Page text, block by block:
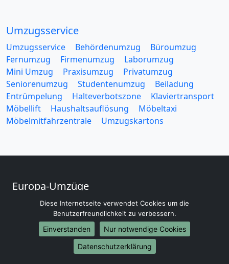
Umzugsservice
Umzugsservice Behördenumzug
Büroumzug
Fernumzug
Firmenumzug
Laborumzug
Mini Umzug
Praxisumzug
Privatumzug
Seniorenumzug
Studentenumzug
Beiladung
Entrümpelung
Halteverbotszone
Klaviertransport
Möbellift
Haushaltsauflösung
Möbeltaxi
Möbelmitfahrzentrale
Umzugskartons
Europa-Umzüge
Umzug von Villingen Schwenningen nach Belarus
Umzug von Villingen Schwenningen nach Belgien
Umzug von Villingen Schwenningen nach Bulgarien
Umzug von Villingen Schwenningen nach Dänemark
Umzug von Villingen Schwenningen nach England
Diese Internetseite verwendet Cookies um die
Benutzerfreundlichkeit zu verbessern.
Einverstanden
Nur notwendige Cookies
Datenschutzerklärung